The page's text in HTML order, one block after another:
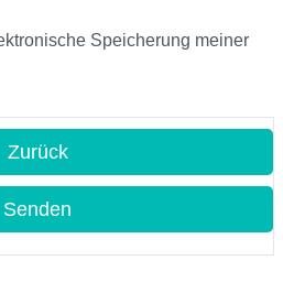
Speicherung meiner
Zurück
Senden